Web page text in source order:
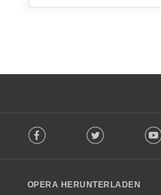
o
w
Facebook Twitter
OPERA HERUNTERLADEN